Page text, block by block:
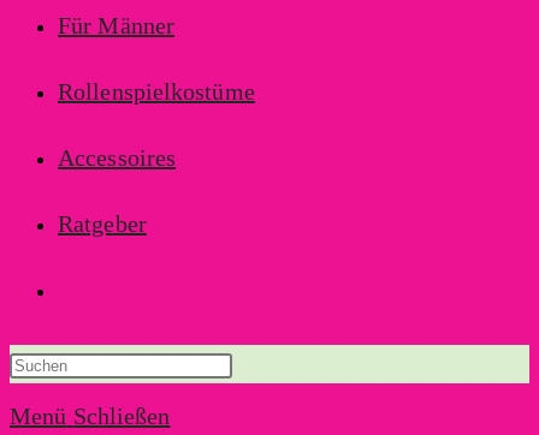
Für Männer
Rollenspielkostüme
Accessoires
Ratgeber
Suche
umschalten
Menü Schließen